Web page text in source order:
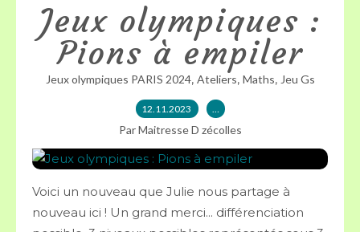
Jeux olympiques :
Pions à empiler
Jeux olympiques PARIS 2024, Ateliers, Maths, Jeu Gs
12.11.2023 …
Par Maitresse D zécolles
Voici un nouveau que Julie nous partage à
nouveau ici ! Un grand merci... différenciation